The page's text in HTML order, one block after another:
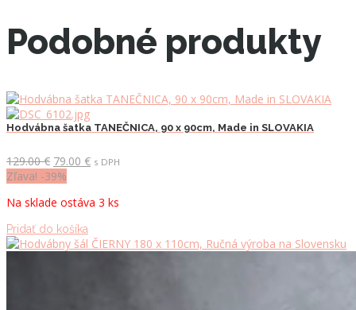
Podobné produkty
Hodvábna šatka TANEČNICA, 90 x 90cm, Made in SLOVAKIA
129.00€ Pôvodná
cena
129.00 €.
79.00 €Aktuálna
79.00 €.
s DPH
Zľava! -39%
Na sklade ostáva 3 ks
Pridať do košíka